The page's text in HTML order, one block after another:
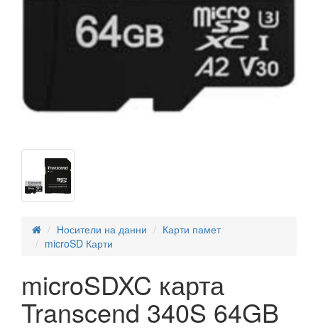
Носители на данни
Карти памет
microSD Карти
microSDXC карта
Transcend 340S 64GB